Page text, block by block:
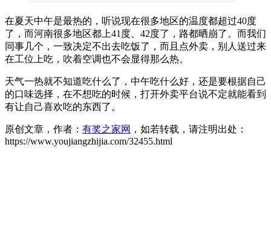
在夏天中午是最热的，听说现在很多地区的温度都超过40度
了，而河南很多地区都上41度、42度了，路都晒崩了。而我们
同事几个，一致决定不出去吃饭了，而且点外卖，别人送过来
在工位上吃，吹着空调也不会显得那么热。
天气一热就不知道吃什么了，中午吃什么好，还是要根据自己
的口味选择，在不想吃的时候，打开外卖平台说不定就能看到
有让自己喜欢吃的东西了。
原创文章，作者： 有奖之家网 ，如若转载，请注明出处：
https://www.youjiangzhijia.com/32455.html